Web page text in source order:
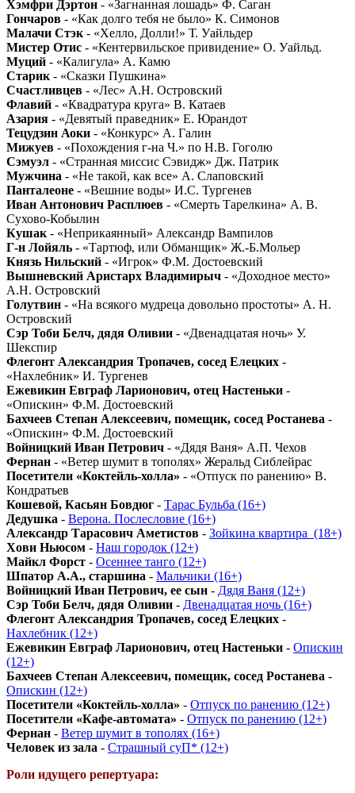
Хэмфри Дэртон - «Загнанная лошадь» Ф. Саган
Гончаров - «Как долго тебя не было» К. Симонов
Малачи Стэк - «Хелло, Долли!» Т. Уайльдер
Мистер Отис - «Кентервильское привидение» О. Уайльд.
Муций - «Калигула» А. Камю
Старик - «Сказки Пушкина»
Счастливцев - «Лес» А.Н. Островский
Флавий - «Квадратура круга» В. Катаев
Азария - «Девятый праведник» Е. Юрандот
Тецудзин Аоки - «Конкурс» А. Галин
Мижуев - «Похождения г-на Ч.» по Н.В. Гоголю
Сэмуэл - «Странная миссис Сэвидж» Дж. Патрик
Мужчина - «Не такой, как все» А. Слаповский
Панталеоне - «Вешние воды» И.С. Тургенев
Иван Антонович Расплюев - «Смерть Тарелкина» А. В.
Сухово-Кобылин
Кушак - «Неприкаянный» Александр Вампилов
Г-н Лойяль - «Тартюф, или Обманщик» Ж.-Б.Мольер
Князь Нильский - «Игрок» Ф.М. Достоевский
Вышневский Аристарх Владимирыч - «Доходное место»
А.Н. Островский
Голутвин - «На всякого мудреца довольно простоты» А. Н.
Островский
Сэр Тоби Белч, дядя Оливии - «Двенадцатая ночь» У.
Шекспир
Флегонт Александрия Тропачев, сосед Елецких -
«Нахлебник» И. Тургенев
Ежевикин Евграф Ларионович, отец Настеньки -
«Опискин» Ф.М. Достоевский
Бахчеев Степан Алексеевич, помещик, сосед Ростанева -
«Опискин» Ф.М. Достоевский
Войницкий Иван Петрович - «Дядя Ваня» А.П. Чехов
Фернан - «Ветер шумит в тополях» Жеральд Сиблейрас
Посетители «Коктейль-холла» - «Отпуск по ранению» В.
Кондратьев
Кошевой, Касьян Бовдюг - Тарас Бульба (16+)
Дедушка - Верона. Послесловие (16+)
Александр Тарасович Аметистов - Зойкина квартира_(18+)
Хови Ньюсом - Наш городок (12+)
Майкл Форст - Осеннее танго (12+)
Шпатор А.А., старшина - Мальчики (16+)
Войницкий Иван Петрович, ее сын - Дядя Ваня (12+)
Сэр Тоби Белч, дядя Оливии - Двенадцатая ночь (16+)
Флегонт Александрия Тропачев, сосед Елецких -
Нахлебник (12+)
Ежевикин Евграф Ларионович, отец Настеньки - Опискин
(12+)
Бахчеев Степан Алексеевич, помещик, сосед Ростанева -
Опискин (12+)
Посетители «Коктейль-холла» - Отпуск по ранению (12+)
Посетители «Кафе-автомата» - Отпуск по ранению (12+)
Фернан - Ветер шумит в тополях (16+)
Человек из зала - Страшный суП* (12+)
Роли идущего репертуара: